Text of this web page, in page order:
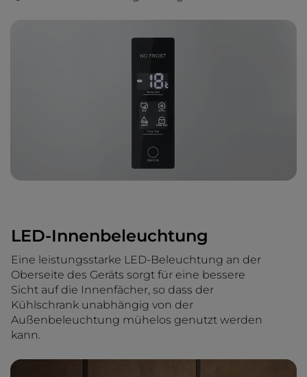
LED-Innenbeleuchtung
Eine leistungsstarke LED-Beleuchtung an der
Oberseite des Geräts sorgt für eine bessere
Sicht auf die Innenfächer, so dass der
Kühlschrank unabhängig von der
Außenbeleuchtung mühelos genutzt werden
kann.